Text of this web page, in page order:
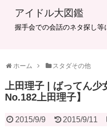
アイドル大図鑑
握手会での会話のネタ探し等
ホーム スタダその他
上田理子 | ばってん少
No.182上田理子】
2015/9/9 2015/9/11